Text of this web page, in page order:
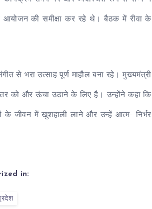
आयोजन की समीक्षा कर रहे थे। बैठक में रीवा के
से भरा उत्साह पूर्ण माहौल बना रहे। मुख्यमंत्री
को और ऊंचा उठाने के लिए है। उन्होंने कहा कि
के जीवन में खुशहाली लाने और उन्हें आत्म- निर्भर
in: